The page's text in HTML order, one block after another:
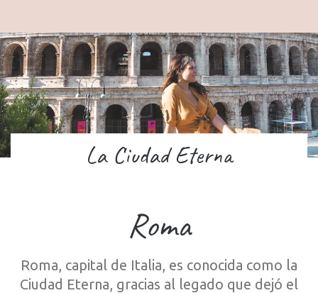
La Ciudad Eterna
Roma
Roma, capital de Italia, es conocida como la
Ciudad Eterna, gracias al legado que dejó el